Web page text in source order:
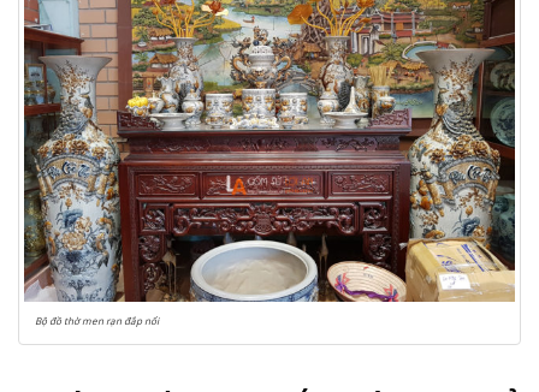
Bộ đồ thờ men rạn đắp nổi